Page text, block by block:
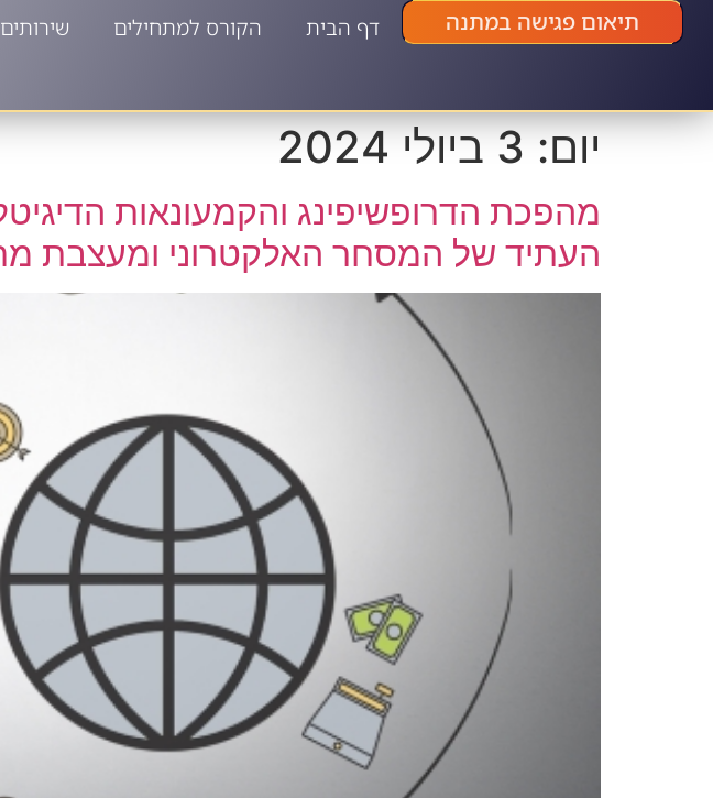
תיאום פגישה במתנה דף הבית הקורס למתחילים שירותים
יום:3 ביולי 2024
מהפכת הדרופשיפינג והקמעונאות
העתיד של המסחר האלקטרוני ומעצבת